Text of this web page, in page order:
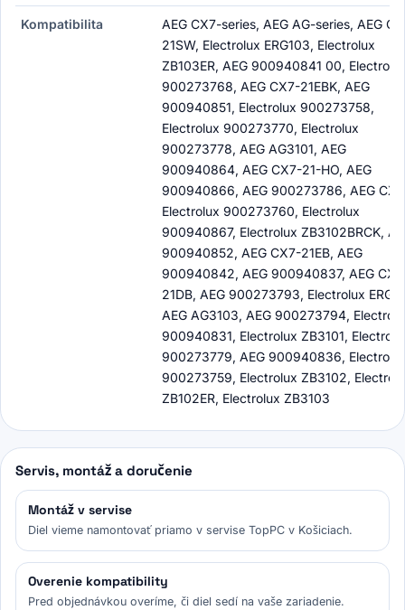
Kompatibilita
AEG CX7-series, AEG AG-series, AEG
21SW, Electrolux ERG103, Electrolux
ZB103ER, AEG 900940841 00,
900273768, AEG CX7-21EBK, AEG
900940851, Electrolux 900273758,
Electrolux 900273770, Electrolux
900273778, AEG AG3101, AEG
900940864, AEG CX7-21-HO, AEG
900940866, AEG 900273786, AEG CX7,
Electrolux 900273760, Electrolux
900940867, Electrolux ZB3102BRCK,
900940852, AEG CX7-21EB, AEG
900940842, AEG 900940837, AEG
21DB, AEG 900273793, Electrolux
AEG AG3103, AEG 900273794,
900940831, Electrolux ZB3101,
900273779, AEG 900940836,
900273759, Electrolux ZB3102,
ZB102ER, Electrolux ZB3103
Servis, montáž a doručenie
Montáž v servise
Diel vieme namontovať priamo v servise TopPC v Košiciach.
Overenie kompatibility
Pred objednávkou overíme, či diel sedí na vaše zariadenie.